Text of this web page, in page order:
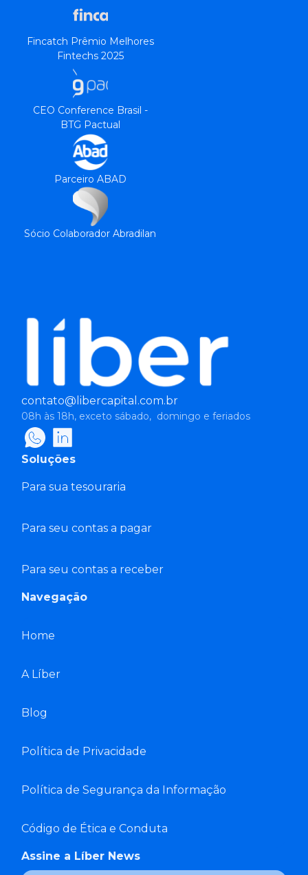
Fincatch Prêmio Melhores
Fintechs 2025
CEO Conference Brasil -
BTG Pactual
Parceiro ABAD
Sócio Colaborador Abradilan
contato@libercapital.com.br
08h às 18h, exceto sábado, domingo e feriados
Soluções
Para sua tesouraria
Para seu contas a pagar
Para seu contas a receber
Navegação
Home
A Líber
Blog
Política de Privacidade
Política de Segurança da Informação
Código de Ética e Conduta
Assine a Líber News